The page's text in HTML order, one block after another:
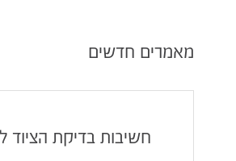
מאמרים חדשים
חשיבות בדיקת הציוד